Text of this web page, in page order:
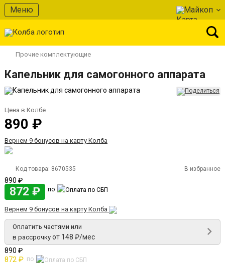
Меню Майкоп
Прочие комплектующие
Капельник для самогонного аппарата
Цена в Колбе
890 ₽
Вернем 9 бонусов на карту Колба
Код товара: 8670535 В избранное
890 ₽
872 ₽ по
Вернем 9 бонусов на карту Колба
Оплатить частями или
в рассрочку от 148 ₽/мес
890 ₽
872 ₽ по